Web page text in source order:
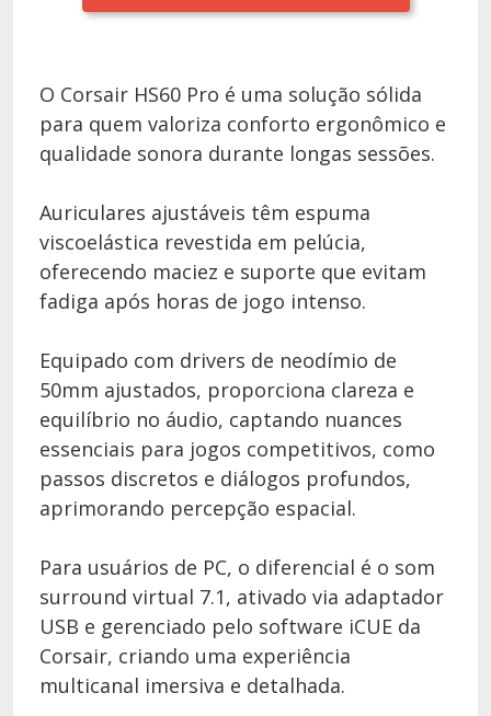
O Corsair HS60 Pro é uma solução sólida
para quem valoriza conforto ergonômico e
qualidade sonora durante longas sessões.
Auriculares ajustáveis têm espuma
viscoelástica revestida em pelúcia,
oferecendo maciez e suporte que evitam
fadiga após horas de jogo intenso.
Equipado com drivers de neodímio de
50mm ajustados, proporciona clareza e
equilíbrio no áudio, captando nuances
essenciais para jogos competitivos, como
passos discretos e diálogos profundos,
aprimorando percepção espacial.
Para usuários de PC, o diferencial é o som
surround virtual 7.1, ativado via adaptador
USB e gerenciado pelo software iCUE da
Corsair, criando uma experiência
multicanal imersiva e detalhada.